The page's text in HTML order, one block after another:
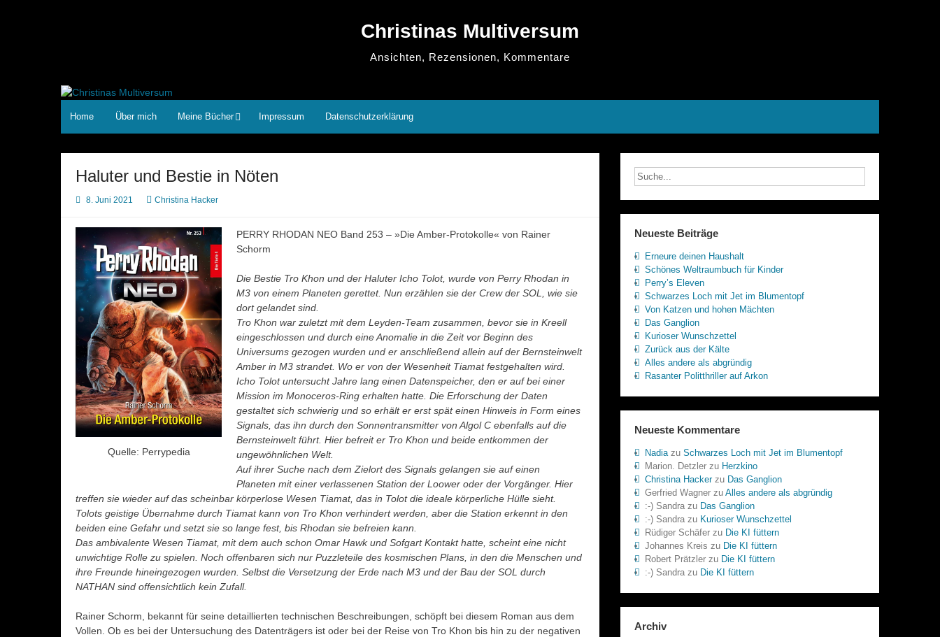
Christinas Multiversum
Ansichten, Rezensionen, Kommentare
Home Über mich Meine Bücher Impressum Datenschutzerklärung
Haluter und Bestie in Nöten
8. Juni 2021 Christina Hacker
Quelle: Perrypedia
PERRY RHODAN NEO Band 253 – »Die Amber-Protokolle« von Rainer
Schorm
Die Bestie Tro Khon und der Haluter Icho Tolot, wurde von Perry Rhodan in
M3 von einem Planeten gerettet. Nun erzählen sie der Crew der SOL, wie sie
dort gelandet sind.
Tro Khon war zuletzt mit dem Leyden-Team zusammen, bevor sie in Kreell
eingeschlossen und durch eine Anomalie in die Zeit vor Beginn des
Universums gezogen wurden und er anschließend allein auf der Bernsteinwelt
Amber in M3 strandet. Wo er von der Wesenheit Tiamat festgehalten wird.
Icho Tolot untersucht Jahre lang einen Datenspeicher, den er auf bei einer
Mission im Monoceros-Ring erhalten hatte. Die Erforschung der Daten
gestaltet sich schwierig und so erhält er erst spät einen Hinweis in Form eines
Signals, das ihn durch den Sonnentransmitter von Algol C ebenfalls auf die
Bernsteinwelt führt. Hier befreit er Tro Khon und beide entkommen der
ungewöhnlichen Welt.
Auf ihrer Suche nach dem Zielort des Signals gelangen sie auf einen
Planeten mit einer verlassenen Station der Loower oder der Vorgänger. Hier
treffen sie wieder auf das scheinbar körperlose Wesen Tiamat, das in Tolot die ideale körperliche Hülle sieht.
Tolots geistige Übernahme durch Tiamat kann von Tro Khon verhindert werden, aber die Station erkennt in den
beiden eine Gefahr und setzt sie so lange fest, bis Rhodan sie befreien kann.
Das ambivalente Wesen Tiamat, mit dem auch schon Omar Hawk und Sofgart Kontakt hatte, scheint eine nicht
unwichtige Rolle zu spielen. Noch offenbaren sich nur Puzzleteile des kosmischen Plans, in den die Menschen und
ihre Freunde hineingezogen wurden. Selbst die Versetzung der Erde nach M3 und der Bau der SOL durch
NATHAN sind offensichtlich kein Zufall.
Rainer Schorm, bekannt für seine detaillierten technischen Beschreibungen, schöpft bei diesem Roman aus dem
Vollen. Ob es bei der Untersuchung des Datenträgers ist oder bei der Reise von Tro Khon bis hin zu der negativen
Neueste Beiträge
Erneure deinen Haushalt
Schönes Weltraumbuch für Kinder
Perry’s Eleven
Schwarzes Loch mit Jet im Blumentopf
Von Katzen und hohen Mächten
Das Ganglion
Kurioser Wunschzettel
Zurück aus der Kälte
Alles andere als abgründig
Rasanter Politthriller auf Arkon
Neueste Kommentare
Nadiazu Schwarzes Loch mit Jet im Blumentopf
Marion. Detzlerzu Herzkino
Christina Hackerzu Das Ganglion
Gerfried Wagnerzu Alles andere als abgründig
:-) Sandrazu Das Ganglion
:-) Sandrazu Kurioser Wunschzettel
Rüdiger Schäferzu Die KI füttern
Johannes Kreis zu Die KI füttern
Robert Prätzlerzu Die KI füttern
:-) Sandrazu Die KI füttern
Archiv